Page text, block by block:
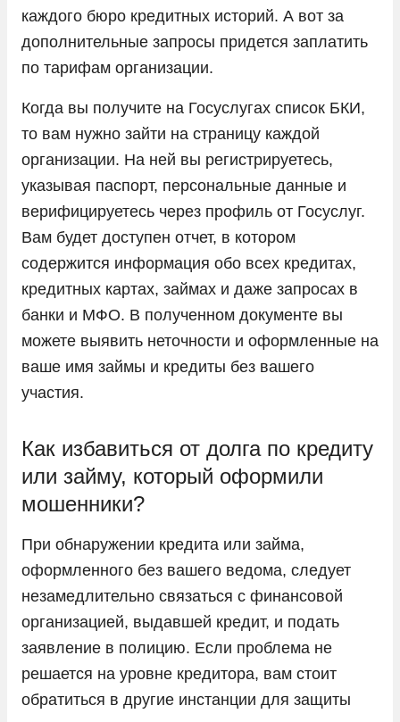
каждого бюро кредитных историй. А вот за
дополнительные запросы придется заплатить
по тарифам организации.
Когда вы получите на Госуслугах список БКИ,
то вам нужно зайти на страницу каждой
организации. На ней вы регистрируетесь,
указывая паспорт, персональные данные и
верифицируетесь через профиль от Госуслуг.
Вам будет доступен отчет, в котором
содержится информация обо всех кредитах,
кредитных картах, займах и даже запросах в
банки и МФО. В полученном документе вы
можете выявить неточности и оформленные на
ваше имя займы и кредиты без вашего
участия.
Как избавиться от долга по кредиту
или займу, который оформили
мошенники?
При обнаружении кредита или займа,
оформленного без вашего ведома, следует
незамедлительно связаться с финансовой
организацией, выдавшей кредит, и подать
заявление в полицию. Если проблема не
решается на уровне кредитора, вам стоит
обратиться в другие инстанции для защиты